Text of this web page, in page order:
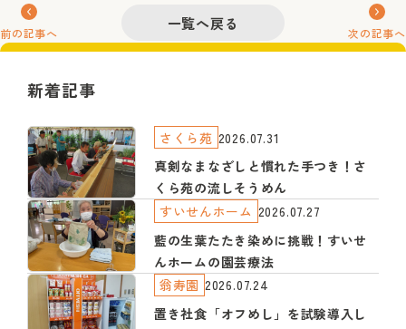
前の記事へ
一覧へ戻る
次の記事へ
新着記事
真剣なまなざしと慣れた手つき！さ
くら苑の流しそうめん
さくら苑 2026.07.31
藍の生葉たたき染めに挑戦！すいせ
んホームの園芸療法
すいせんホーム 2026.07.27
置き社食「オフめし」を試験導入し
翁寿園 2026.07.24